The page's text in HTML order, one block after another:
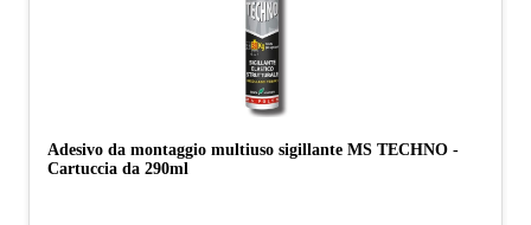
Adesivo da montaggio multiuso sigillante MS TECHNO -
Cartuccia da 290ml